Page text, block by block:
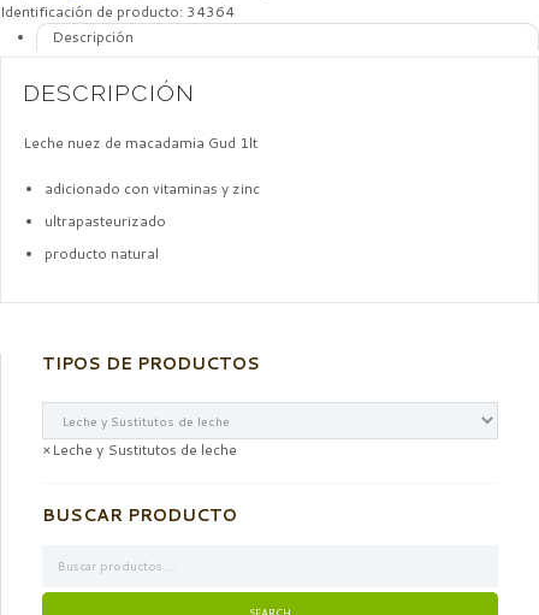
Identificación de producto: 34364
Descripción
DESCRIPCIÓN
Leche nuez de macadamia Gud 1lt
adicionado con vitaminas y zinc
ultrapasteurizado
producto natural
TIPOS DE PRODUCTOS
×Leche y Sustitutos de leche
BUSCAR PRODUCTO